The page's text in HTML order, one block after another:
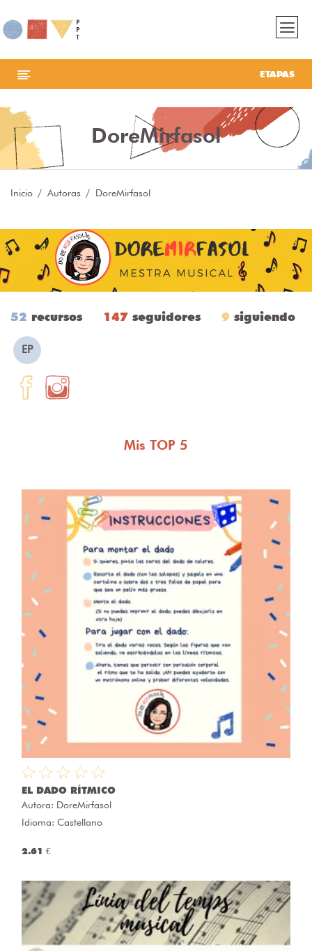
ETAPAS
DoreMirfasol
Inicio Autoras DoreMirfasol
52 recursos 147 seguidores 9 siguiendo
EP
Mis TOP 5
EL DADO RÍTMICO
Autora: DoreMirfasol
Idioma: Castellano
2.61 €